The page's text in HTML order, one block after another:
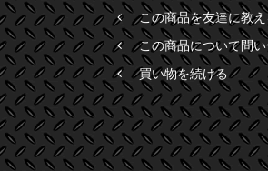
この商品を友達に教
この商品について問
買い物を続ける